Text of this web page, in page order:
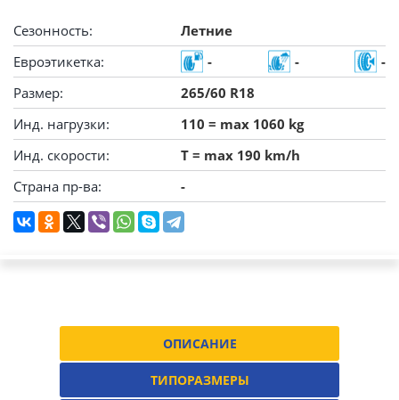
Сезонность:
Летние
Евроэтикетка:
- -
-
Размер:
265/60 R18
Инд. нагрузки:
110 = max 1060 kg
Инд. скорости:
T = max 190 km/h
Страна пр-ва:
-
ОПИСАНИЕ
ТИПОРАЗМЕРЫ